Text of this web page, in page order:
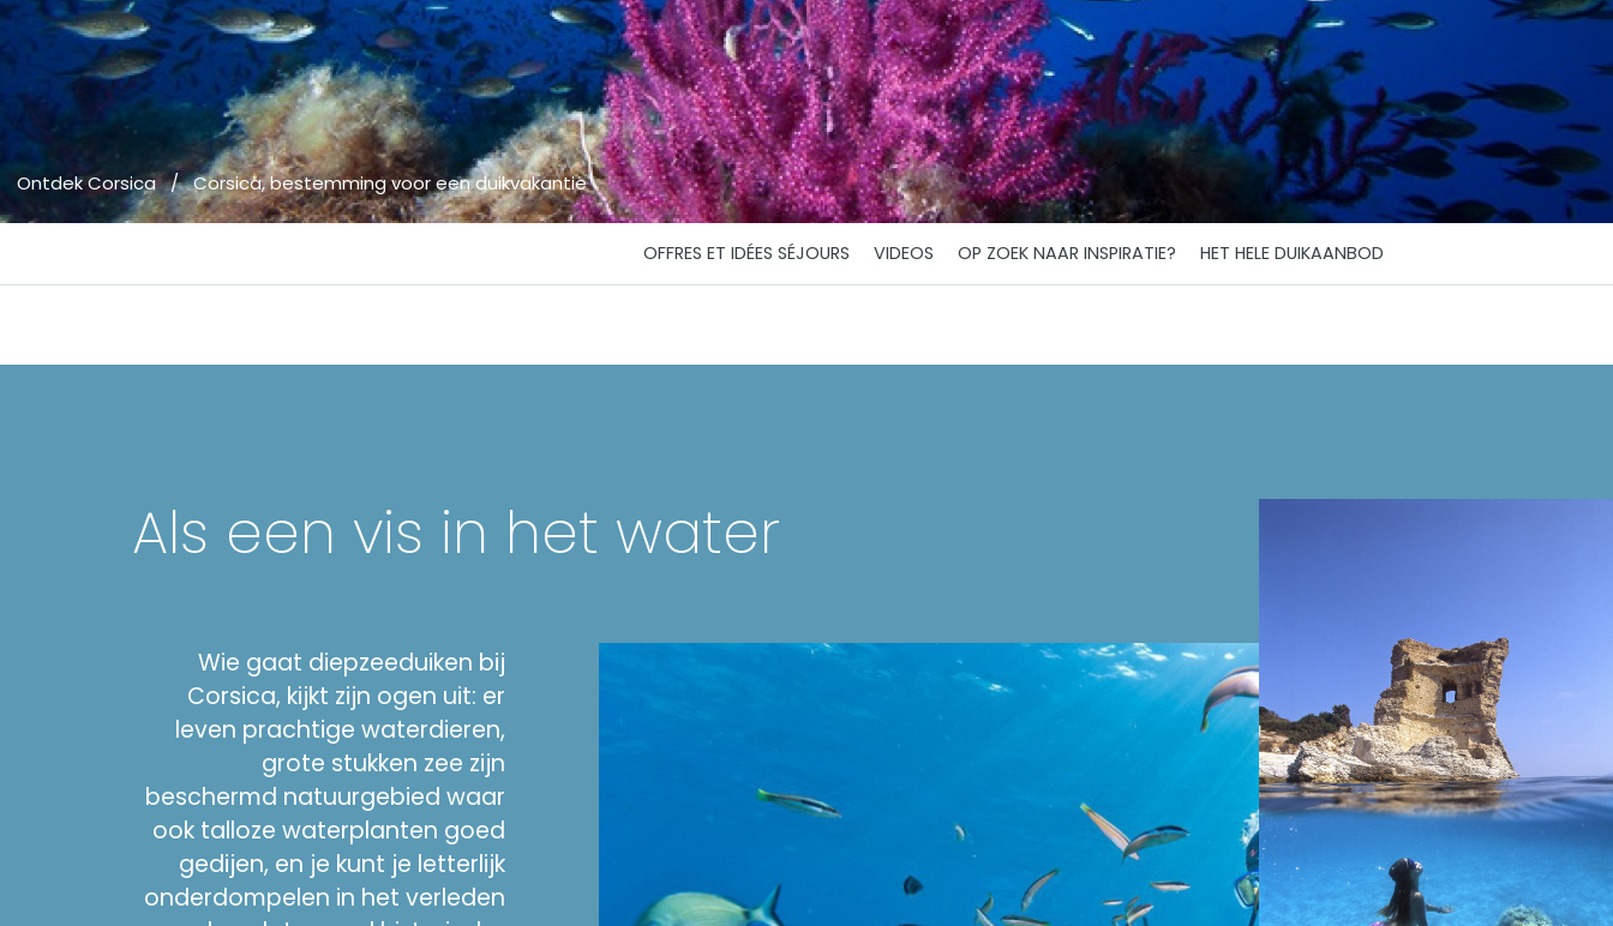
OFFRES ET IDÉES SÉJOURS VIDEOS OP ZOEK NAAR INSPIRATIE? HET HELE DUIKAANBOD
Ontdek Corsica / Corsica, bestemming voor een duikvakantie
Als een vis in het water
Wie gaat diepzeeduiken bij
Corsica, kijkt zijn ogen uit: er
leven prachtige waterdieren,
grote stukken zee zijn
beschermd natuurgebied waar
ook talloze waterplanten goed
gedijen, en je kunt je letterlijk
onderdompelen in het verleden